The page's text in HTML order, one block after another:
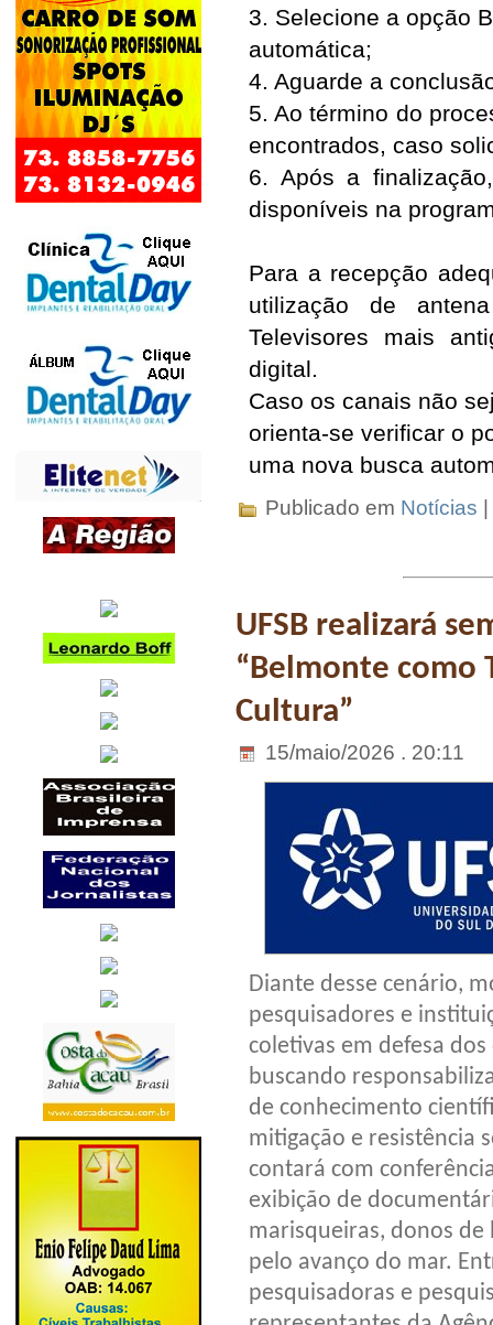
3. Selecione a opção
automática;
4. Aguarde a
5. Ao término do
encontrados, caso
6. Após a
disponíveis na
Para a recepção
utilização de
Televisores mais
digital.
Caso os canais não
orienta-se verificar o
uma nova busca
Publicado em Notícias
UFSB realizará
“Belmonte como
Cultura”
15/maio/2026 . 20:11
Diante desse cenário,
pesquisadores e
coletivas em defesa
buscando
de conhecimento
mitigação e resistência
contará com
exibição de
marisqueiras, donos
pelo avanço do mar.
pesquisadoras e